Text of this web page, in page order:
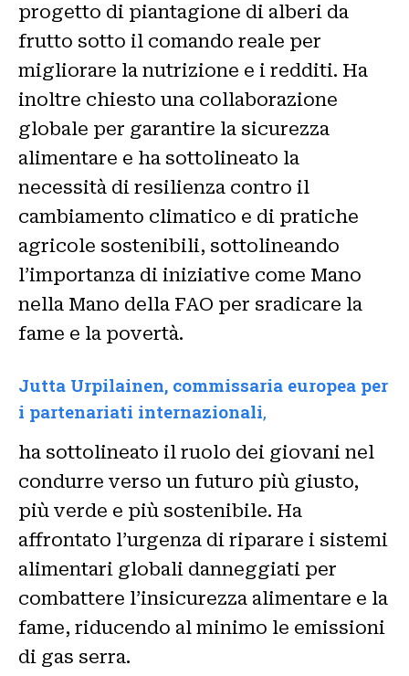
progetto di piantagione di alberi da
frutto sotto il comando reale per
migliorare la nutrizione e i redditi. Ha
inoltre chiesto una collaborazione
globale per garantire la sicurezza
alimentare e ha sottolineato la
necessità di resilienza contro il
cambiamento climatico e di pratiche
agricole sostenibili, sottolineando
l’importanza di iniziative come Mano
nella Mano della FAO per sradicare la
fame e la povertà.
Jutta Urpilainen, commissaria europea per
i partenariati internazionali,
ha sottolineato il ruolo dei giovani nel
condurre verso un futuro più giusto,
più verde e più sostenibile. Ha
affrontato l’urgenza di riparare i sistemi
alimentari globali danneggiati per
combattere l’insicurezza alimentare e la
fame, riducendo al minimo le emissioni
di gas serra.